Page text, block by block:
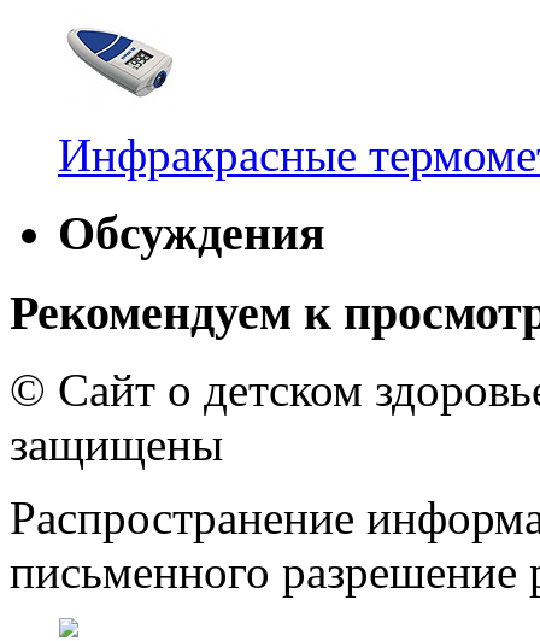
Инфракрасные
Обсуждения
Рекомендуем к
© Сайт о детском
защищены
Распространение
письменного разрешение